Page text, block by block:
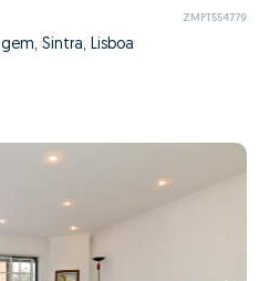
ZMPT554779
Sintra, Lisboa